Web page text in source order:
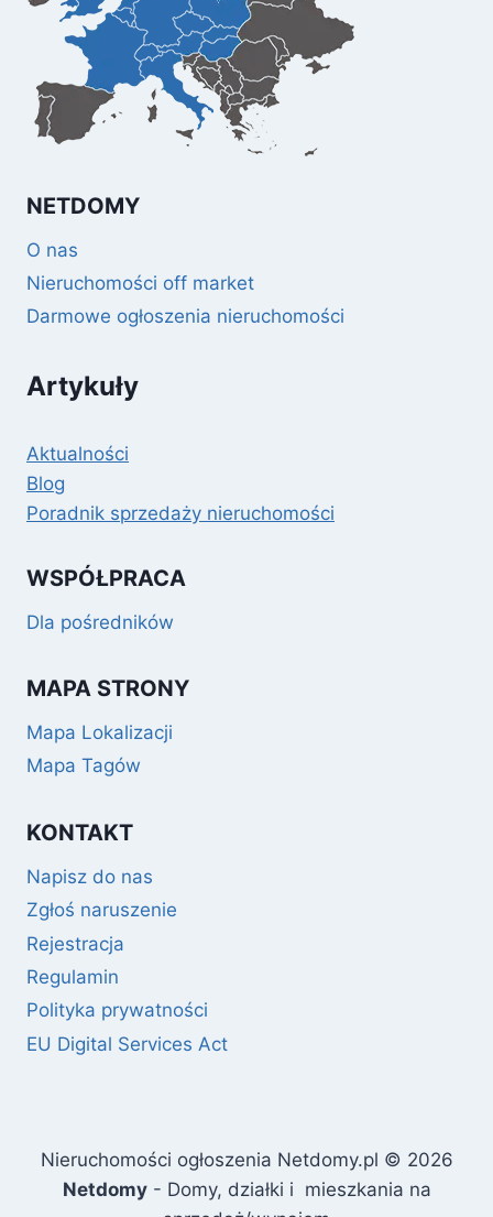
NETDOMY
O nas
Nieruchomości off market
Darmowe ogłoszenia nieruchomości
Artykuły
Aktualności
Blog
Poradnik sprzedaży nieruchomości
WSPÓŁPRACA
Dla pośredników
MAPA STRONY
Mapa Lokalizacji
Mapa Tagów
KONTAKT
Napisz do nas
Zgłoś naruszenie
Rejestracja
Regulamin
Polityka prywatności
EU Digital Services Act
Nieruchomości ogłoszenia Netdomy.pl © 2026
Netdomy- Domy, działki i mieszkania na